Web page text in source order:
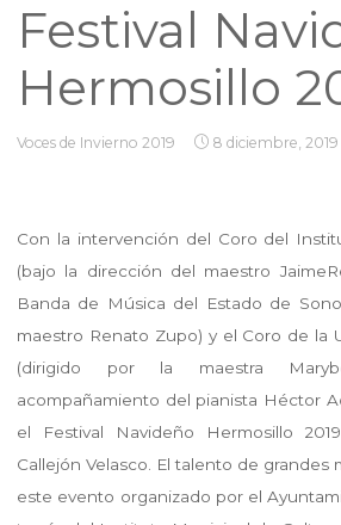
Festival
Hermosillo
Voces de Invierno 2019 8 diciembre, 2019
Con la intervención del Coro del
(bajo la dirección del maestro
Banda de Música del Estado de
maestro Renato Zupo) y el Coro de la
(dirigido por la maestra
acompañamiento del pianista Héctor
el Festival Navideño Hermosillo
Callejón Velasco. El talento de grandes
este evento organizado por el